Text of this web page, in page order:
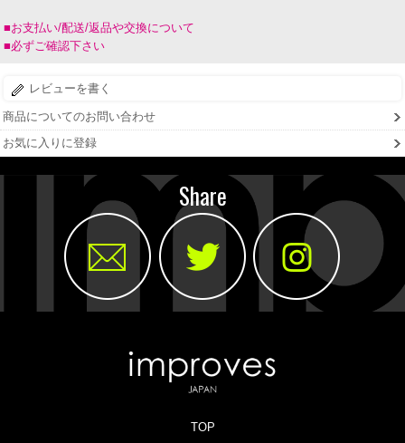
■お支払い/配送/返品や交換について
■必ずご確認下さい
レビューを書く
商品についてのお問い合わせ
お気に入りに登録
Share
TOP